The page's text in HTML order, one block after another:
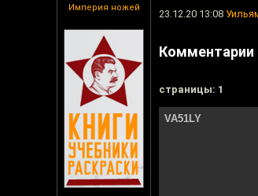
Империя ножей
23.12.20 13:08
Комментарии
cтраницы: 1
VA51LY